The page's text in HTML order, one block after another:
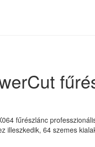
fűrészlánc
illeszkedik, 64 szemes